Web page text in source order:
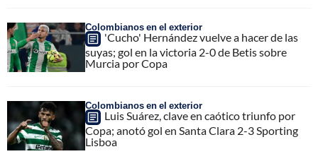
Colombianos en el exterior
'Cucho' Hernández vuelve a hacer de las
suyas; gol en la victoria 2-0 de Betis sobre
Murcia por Copa
Colombianos en el exterior
Luis Suárez, clave en caótico triunfo por
Copa; anotó gol en Santa Clara 2-3 Sporting
Lisboa